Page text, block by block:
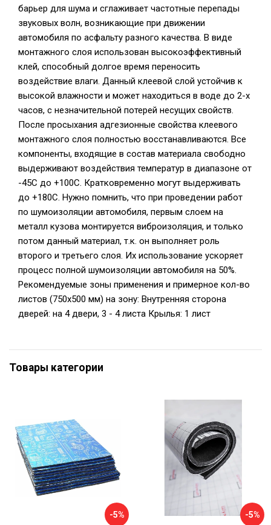
барьер для шума и сглаживает частотные перепады
звуковых волн, возникающие при движении
автомобиля по асфальту разного качества. В виде
монтажного слоя использован высокоэффективный
клей, способный долгое время переносить
воздействие влаги. Данный клеевой слой устойчив к
высокой влажности и может находиться в воде до 2-х
часов, с незначительной потерей несущих свойств.
После просыхания адгезионные свойства клеевого
монтажного слоя полностью восстанавливаются. Все
компоненты, входящие в состав материала свободно
выдерживают воздействия температур в диапазоне от
-45С до +100С. Кратковременно могут выдерживать
до +180С. Нужно помнить, что при проведении работ
по шумоизоляции автомобиля, первым слоем на
металл кузова монтируется виброизоляция, и только
потом данный материал, т.к. он выполняет роль
второго и третьего слоя. Их использование ускоряет
процесс полной шумоизоляции автомобиля на 50%.
Рекомендуемые зоны применения и примерное кол-во
листов (750х500 мм) на зону: Внутренняя сторона
дверей: на 4 двери, 3 - 4 листа Крылья: 1 лист
Товары категории
-5% -5%